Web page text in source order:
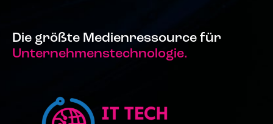
Die größte Medienressource für
Unternehmenstechnologie.